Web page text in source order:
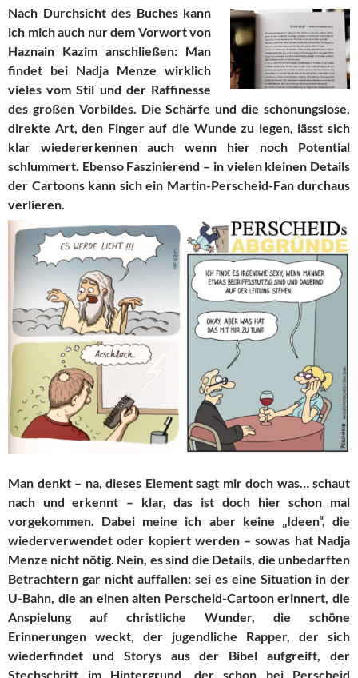
Nach Durchsicht des Buches kann
ich mich auch nur dem Vorwort von
Haznain Kazim anschließen: Man
findet bei Nadja Menze wirklich
vieles vom Stil und der Raffinesse
des großen Vorbildes. Die Schärfe und die schonungslose,
direkte Art, den Finger auf die Wunde zu legen, lässt sich
klar wiedererkennen auch wenn hier noch Potential
schlummert. Ebenso Faszinierend – in vielen kleinen Details
der Cartoons kann sich ein Martin-Perscheid-Fan durchaus
verlieren.
Man denkt – na, dieses Element sagt mir doch was… schaut
nach und erkennt – klar, das ist doch hier schon mal
vorgekommen. Dabei meine ich aber keine „Ideen“, die
wiederverwendet oder kopiert werden – sowas hat Nadja
Menze nicht nötig. Nein, es sind die Details, die unbedarften
Betrachtern gar nicht auffallen: sei es eine Situation in der
U-Bahn, die an einen alten Perscheid-Cartoon erinnert, die
Anspielung auf christliche Wunder, die schöne
Erinnerungen weckt, der jugendliche Rapper, der sich
wiederfindet und Storys aus der Bibel aufgreift, der
Stechschritt im Hintergrund, der schon bei Perscheid